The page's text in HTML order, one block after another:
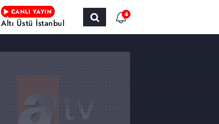
CANLI YAYIN
Altı Üstü İstanbul
4